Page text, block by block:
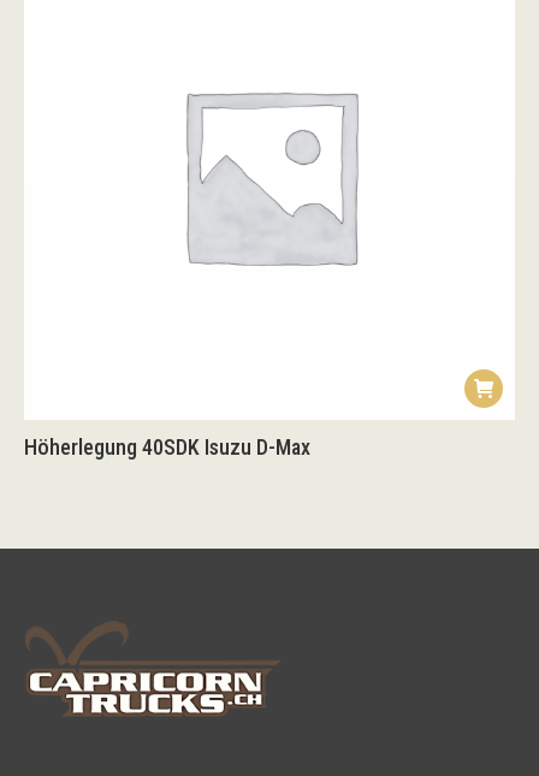
Höherlegung 40SDK Isuzu D-Max